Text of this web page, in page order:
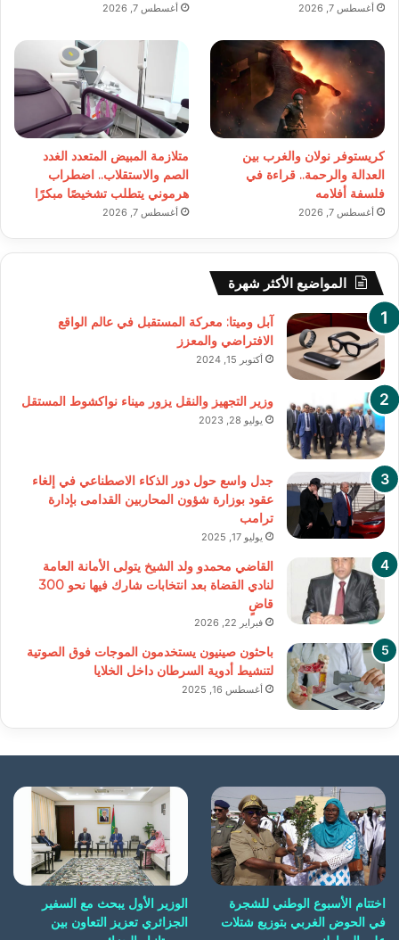
أغسطس 7, 2026 أغسطس 7, 2026
كريستوفر نولان والغرب بين
العدالة والرحمة.. قراءة في
فلسفة أفلامه
أغسطس 7, 2026
متلازمة المبيض المتعدد الغدد
الصم والاستقلاب.. اضطراب
هرموني يتطلب تشخيصًا مبكرًا
أغسطس 7, 2026
المواضيع الأكثر شهرة
آبل وميتا: معركة المستقبل في عالم الواقع
الافتراضي والمعزز
أكتوبر 15, 2024
وزير التجهيز والنقل يزور ميناء نواكشوط المستقل
يوليو 28, 2023
جدل واسع حول دور الذكاء الاصطناعي في إلغاء
عقود بوزارة شؤون المحاربين القدامى بإدارة
ترامب
يوليو 17, 2025
القاضي محمدو ولد الشيخ يتولى الأمانة العامة
لنادي القضاة بعد انتخابات شارك فيها نحو 300
قاضٍ
فبراير 22, 2026
باحثون صينيون يستخدمون الموجات فوق الصوتية
لتنشيط أدوية السرطان داخل الخلايا
أغسطس 16, 2025
اختتام الأسبوع الوطني للشجرة
في الحوض الغربي بتوزيع شتلات
الوزير الأول يبحث مع السفير
الجزائري تعزيز التعاون بين